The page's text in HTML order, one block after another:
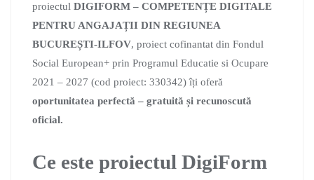
proiectul DIGIFORM – COMPETENȚE DIGITALE
PENTRU ANGAJAȚII DIN REGIUNEA
BUCUREȘTI-ILFOV, proiect cofinantat din Fondul
Social European+ prin Programul Educatie si Ocupare
2021 – 2027 (cod proiect: 330342) îți oferă
oportunitatea perfectă – gratuită și recunoscută
oficial.
Ce este proiectul DigiForm